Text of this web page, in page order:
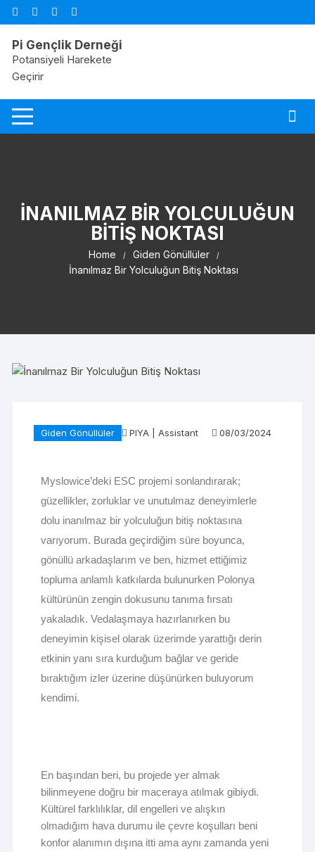
Pi Gençlik Derneği
Potansiyeli Harekete
Geçirir
İNANILMAZ BIR YOLCULUĞUN
BITIŞ NOKTASI
Home
Giden Gönüllüler
İnanılmaz Bir Yolculuğun Bitiş Noktası
Giden Gönüllüler PIYA | Assistant 08/03/2024
Myslowice’deki ESC projemi sonlandırarak;
güzellikler, zorluklar ve unutulmaz deneyimlerle
dolu inanılmaz bir yolculuğun bitiş noktasına
varıyorum. Burada geçirdiğim süre boyunca,
gönüllü arkadaşlarım ve ben, hizmet ettiğimiz
topluma anlamlı katkılarda bulunurken Polonya
kültürünün zengin dokusunu tanıma fırsatı
yakaladık. Vedalaşmaya hazırlanırken bu
deneyimin kişisel olarak üzerimde yarattığı derin
etkinin yanı sıra kurduğum bağlar ve geride
bıraktığım izler üzerine düşünürken buluyorum
kendimi.
En başından beri, bu projede yer almak
bilinmeyene doğru bir maceraya atılmak gibiydi.
Kültürel farklılıklar, dil engelleri ve alışkın
olmadığım hava durumu ile çevre koşulları beni
konfor alanımın dışına itti ama aynı zamanda yeni